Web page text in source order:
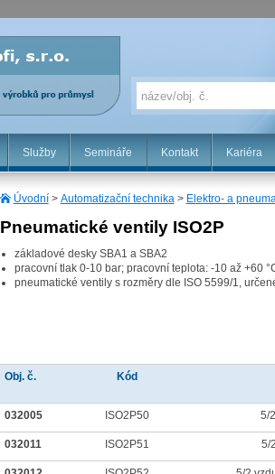
Služby Semináře Kontakt Kariéra
Úvodní> Automatizační technika> Elektro- a
Pneumatické ventily ISO2P
základové desky SBA1 a SBA2
pracovní tlak 0-10 bar; pracovní teplota: -10 až +60
pneumatické ventily s rozměry dle ISO 5599/1,
Obj. č. Kód
032005 ISO2P50 5/
032011 ISO2P51 5/